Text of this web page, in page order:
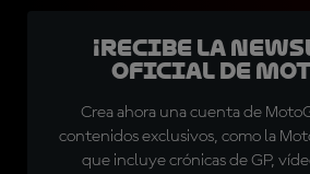
¡Recibe la
oficial de
Crea ahora una cuenta de
contenidos exclusivos, como la
que incluye crónicas de GP,